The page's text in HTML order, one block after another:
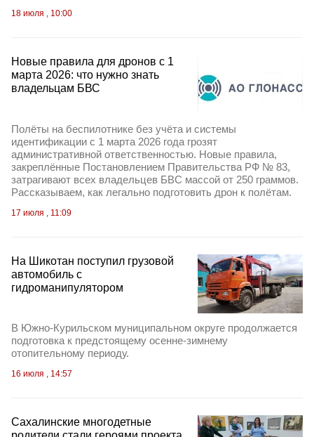
18 июля , 10:00
Новые правила для дронов с 1
марта 2026: что нужно знать
владельцам БВС
Полёты на беспилотнике без учёта и системы
идентификации с 1 марта 2026 года грозят
административной ответственностью. Новые правила,
закреплённые Постановлением Правительства РФ № 83,
затрагивают всех владельцев БВС массой от 250 граммов.
Рассказываем, как легально подготовить дрон к полётам.
17 июля , 11:09
На Шикотан поступил грузовой
автомобиль с
гидроманипулятором
В Южно‑Курильском муниципальном округе продолжается
подготовка к предстоящему осенне‑зимнему
отопительному периоду.
16 июля , 14:57
Сахалинские многодетные